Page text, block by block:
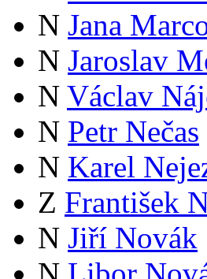
N Jana
N Jaroslav
N Václav
N Petr Nečas
N Karel
Z František
N Jiří Novák